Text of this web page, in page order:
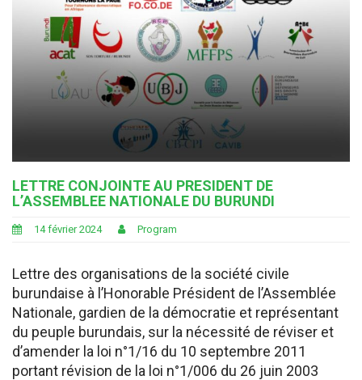
LETTRE CONJOINTE AU PRESIDENT DE
L’ASSEMBLEE NATIONALE DU BURUNDI
14 février 2024 Program
Lettre des organisations de la société civile
burundaise à l’Honorable Président de l’Assemblée
Nationale, gardien de la démocratie et représentant
du peuple burundais, sur la nécessité de réviser et
d’amender la loi n°1/16 du 10 septembre 2011
portant révision de la loi n°1/006 du 26 juin 2003